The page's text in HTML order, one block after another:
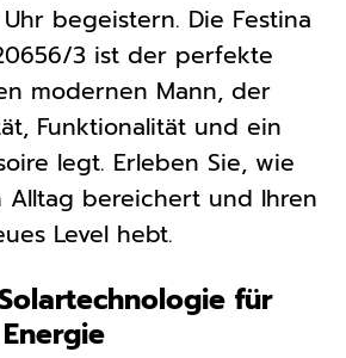
begeistern. Die Festina
3 ist der perfekte
modernen Mann, der
Funktionalität und ein
legt. Erleben Sie, wie
Alltag bereichert und Ihren
Level hebt.
für